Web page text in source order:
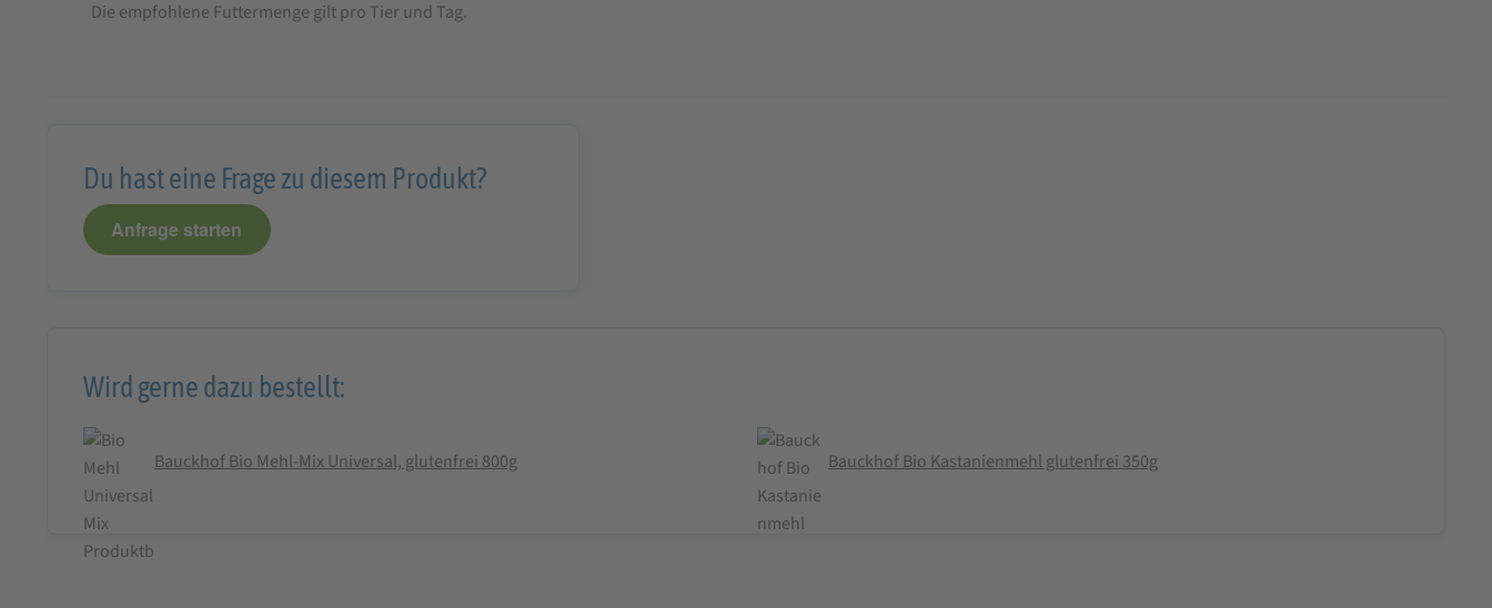
Die empfohlene Futtermenge gilt pro Tier und Tag.
Du hast eine Frage zu diesem Produkt?
Anfrage starten
Wird gerne dazu bestellt:
Bauckhof Bio Mehl-Mix Universal, glutenfrei 800g Bauckhof Bio Kastanienmehl glutenfrei 350g